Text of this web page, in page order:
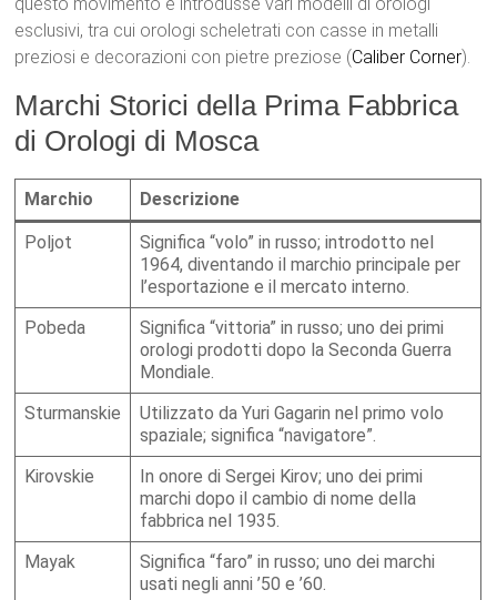
questo movimento e introdusse vari modelli di orologi
esclusivi, tra cui orologi scheletrati con casse in metalli
preziosi e decorazioni con pietre preziose​ (Caliber Corner)​.
Marchi Storici della Prima Fabbrica
di Orologi di Mosca
Marchio Descrizione
Poljot
Significa “volo” in russo; introdotto nel
1964, diventando il marchio principale per
l’esportazione e il mercato interno.
Pobeda
Significa “vittoria” in russo; uno dei primi
orologi prodotti dopo la Seconda Guerra
Mondiale.
Sturmanskie
Utilizzato da Yuri Gagarin nel primo volo
spaziale; significa “navigatore”.
Kirovskie
In onore di Sergei Kirov; uno dei primi
marchi dopo il cambio di nome della
fabbrica nel 1935.
Mayak
Significa “faro” in russo; uno dei marchi
usati negli anni ’50 e ’60.